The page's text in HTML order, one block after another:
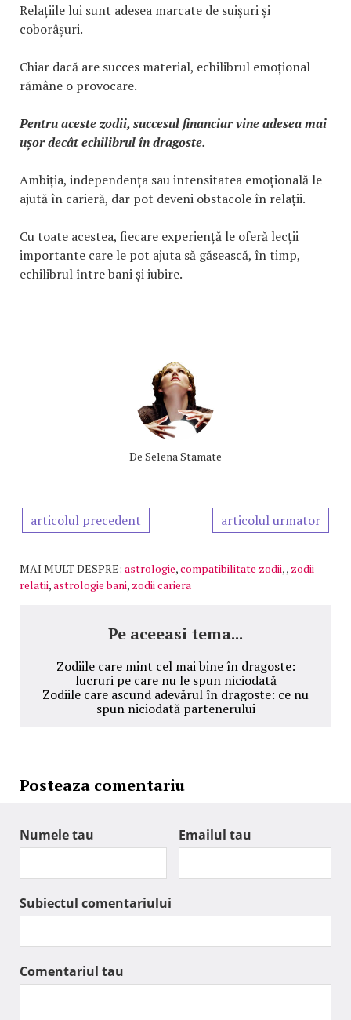
Relațiile lui sunt adesea marcate de suișuri și
coborâșuri.
Chiar dacă are succes material, echilibrul emoțional
rămâne o provocare.
Pentru aceste zodii, succesul financiar vine adesea mai
ușor decât echilibrul în dragoste.
Ambiția, independența sau intensitatea emoțională le
ajută în carieră, dar pot deveni obstacole în relații.
Cu toate acestea, fiecare experiență le oferă lecții
importante care le pot ajuta să găsească, în timp,
echilibrul între bani și iubire.
De Selena Stamate
articolul precedent articolul urmator
MAI MULT DESPRE: astrologie,compatibilitate zodii,, zodii
relatii,astrologie bani, zodii cariera
Pe aceeasi tema...
Zodiile care mint cel mai bine în dragoste:
lucruri pe care nu le spun niciodată
Zodiile care ascund adevărul în dragoste: ce nu
spun niciodată partenerului
Posteaza comentariu
Numele tau Emailul tau
Subiectul comentariului
Comentariul tau